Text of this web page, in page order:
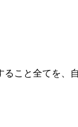
こと全てを、